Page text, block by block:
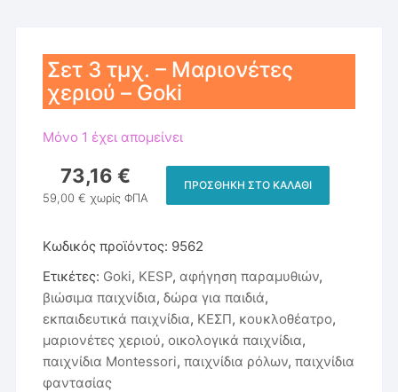
Σετ 3 τμχ. – Μαριονέτες
χεριού – Goki
Μόνο 1 έχει απομείνει
73,16€
59,00€ χωρίς ΦΠΑ
Σετ
Μαριονέτες
χεριού
-
Goki
ποσότητα
ΠΡΟΣΘΉΚΗ ΣΤΟ ΚΑΛΆΘΙ
Κωδικός προϊόντος: 9562
Ετικέτες: Goki, KESP,αφήγηση παραμυθιών,
βιώσιμα παιχνίδια,δώρα για παιδιά,
εκπαιδευτικά παιχνίδια, ΚΕΣΠ, κουκλοθέατρο,
μαριονέτες χεριού,οικολογικά παιχνίδια,
παιχνίδια Montessori,παιχνίδια ρόλων,παιχνίδια
φαντασίας